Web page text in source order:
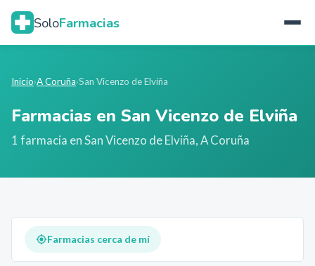
SoloFarmacias
Inicio›A Coruña›San Vicenzo de Elviña
Farmacias en San Vicenzo de Elviña
1 farmacia enSan Vicenzo de Elviña,A Coruña
Farmacias cerca de mí